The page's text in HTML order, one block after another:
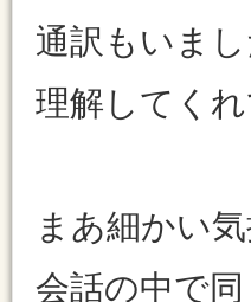
通訳もいま
理解してく
まあ細かい
会話の中で